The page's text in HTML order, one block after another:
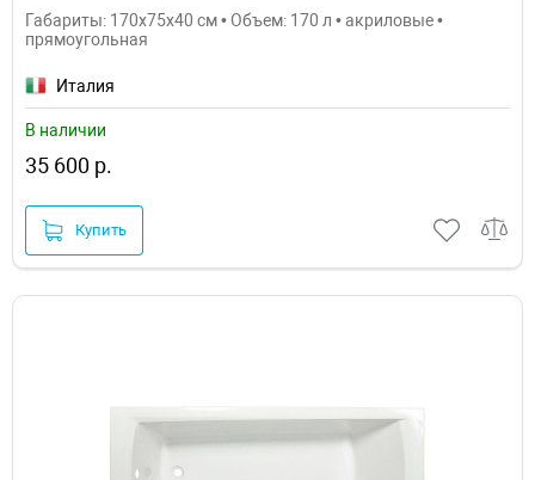
Габариты: 170x75x40 см • Объем: 170 л • акриловые •
прямоугольная
Италия
В наличии
35 600 р.
Купить